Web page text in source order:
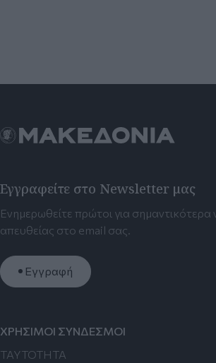
Εγγραφείτε στο Newsletter μας
Ενημερωθείτε πρώτοι για σημαντικότερα
απευθείας στο email σας.
Εγγραφή
ΧΡΗΣΙΜΟΙ ΣΥΝΔΕΣΜΟΙ
TAYTOTHTA